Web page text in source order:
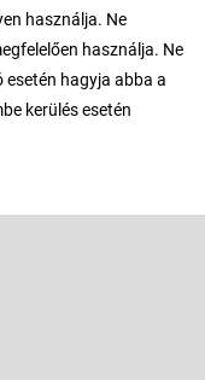
használja. Ne
használja. Ne
hagyja abba a
kerülés esetén